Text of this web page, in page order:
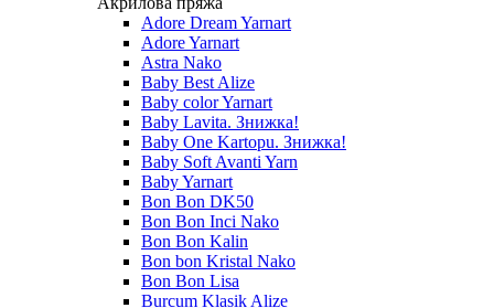
Adore Dream Yarnart
Adore Yarnart
Astra Nako
Baby Best Alize
Baby color Yarnart
Baby Lavita. Знижка!
Baby One Kartopu. Знижка!
Baby Soft Avanti Yarn
Baby Yarnart
Bon Bon DK50
Bon Bon Inci Nako
Bon Bon Kalin
Bon bon Kristal Nako
Bon Bon Lisa
Burcum Klasik Alize